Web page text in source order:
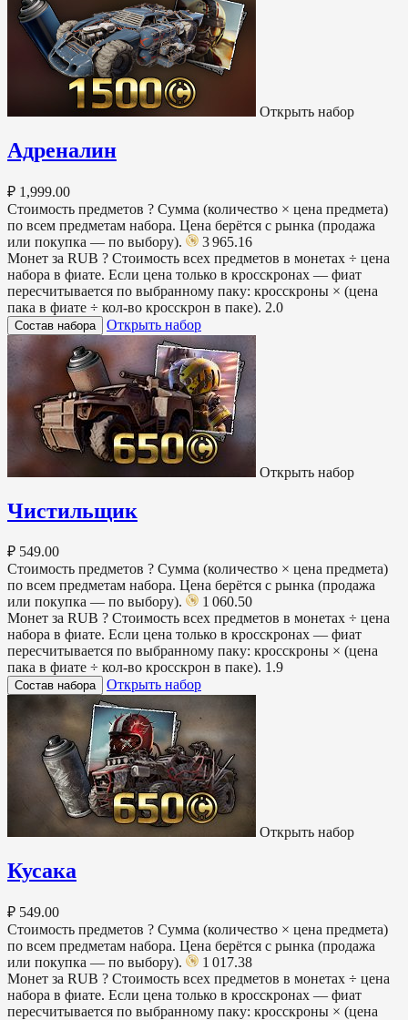
Открыть набор
Адреналин
₽ 1,999.00
Стоимость предметов ? Сумма (количество × цена предмета)
по всем предметам набора. Цена берётся с рынка (продажа
или покупка — по выбору).
3 965.16
Монет за RUB ? Стоимость всех предметов в монетах ÷ цена
набора в фиате. Если цена только в кросскронах — фиат
пересчитывается по выбранному паку: кросскроны × (цена
пака в фиате ÷ кол-во кросскрон в паке). 2.0
Состав набора Открыть набор
Открыть набор
Чистильщик
₽ 549.00
Стоимость предметов ? Сумма (количество × цена предмета)
по всем предметам набора. Цена берётся с рынка (продажа
или покупка — по выбору).
1 060.50
Монет за RUB ? Стоимость всех предметов в монетах ÷ цена
набора в фиате. Если цена только в кросскронах — фиат
пересчитывается по выбранному паку: кросскроны × (цена
пака в фиате ÷ кол-во кросскрон в паке). 1.9
Состав набора Открыть набор
Открыть набор
Кусака
₽ 549.00
Стоимость предметов ? Сумма (количество × цена предмета)
по всем предметам набора. Цена берётся с рынка (продажа
или покупка — по выбору).
1 017.38
Монет за RUB ? Стоимость всех предметов в монетах ÷ цена
набора в фиате. Если цена только в кросскронах — фиат
пересчитывается по выбранному паку: кросскроны × (цена